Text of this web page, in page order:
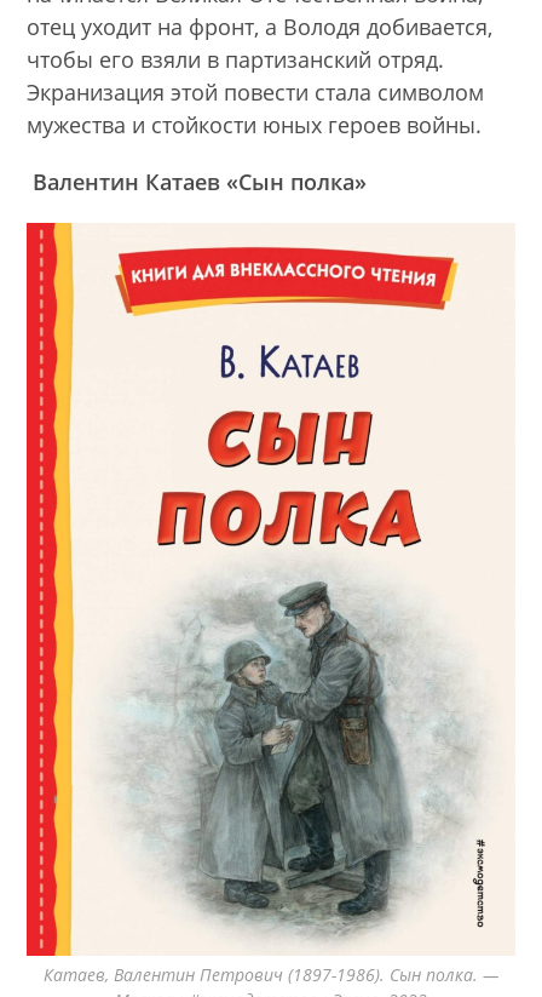
отец уходит на фронт, а Володя добивается,
чтобы его взяли в партизанский отряд.
Экранизация этой повести стала символом
мужества и стойкости юных героев войны.
Валентин Катаев «Сын полка»
Катаев, Валентин Петрович (1897-1986). Сын полка. —